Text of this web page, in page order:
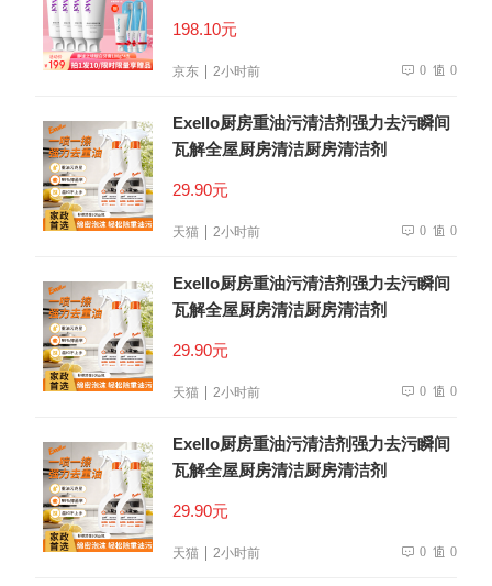
198.10元
京东 2小时前 0 0
Exello厨房重油污清洁剂强力去污瞬间
瓦解全屋厨房清洁厨房清洁剂
29.90元
天猫 2小时前 0 0
Exello厨房重油污清洁剂强力去污瞬间
瓦解全屋厨房清洁厨房清洁剂
29.90元
天猫 2小时前 0 0
Exello厨房重油污清洁剂强力去污瞬间
瓦解全屋厨房清洁厨房清洁剂
29.90元
天猫 2小时前 0 0